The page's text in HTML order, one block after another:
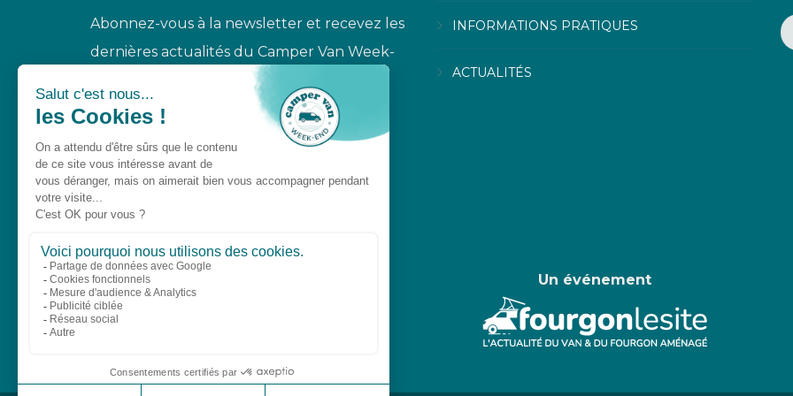
Abonnez-vous à la newsletter et recevez les
dernières actualités du Camper Van Week-
S'INSCRIRE À LA NEWSLETTER
INFORMATIONS PRATIQUES
ACTUALITÉS
Un événement